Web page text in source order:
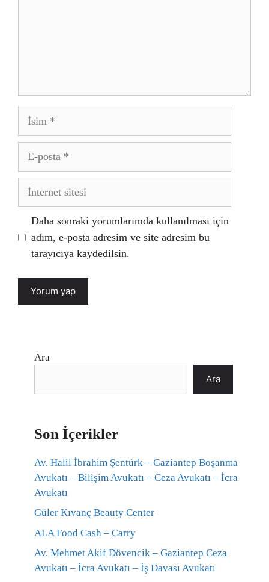
İsim
posta
İnternet
Daha sonraki yorumlarımda kullanılması için
adım, e-posta adresim ve site adresim bu
tarayıcıya kaydedilsin.
Ara
Ara
Son İçerikler
Av. Halil İbrahim Şentürk – Gaziantep Boşanma
Avukatı – Bilişim Avukatı – Ceza Avukatı – İcra
Avukatı
Güler Kıvanç Beauty Center
ALA Food Cash – Carry
Av. Mehmet Akif Dövencik – Gaziantep Ceza
Avukatı – İcra Avukatı – İş Davası Avukatı